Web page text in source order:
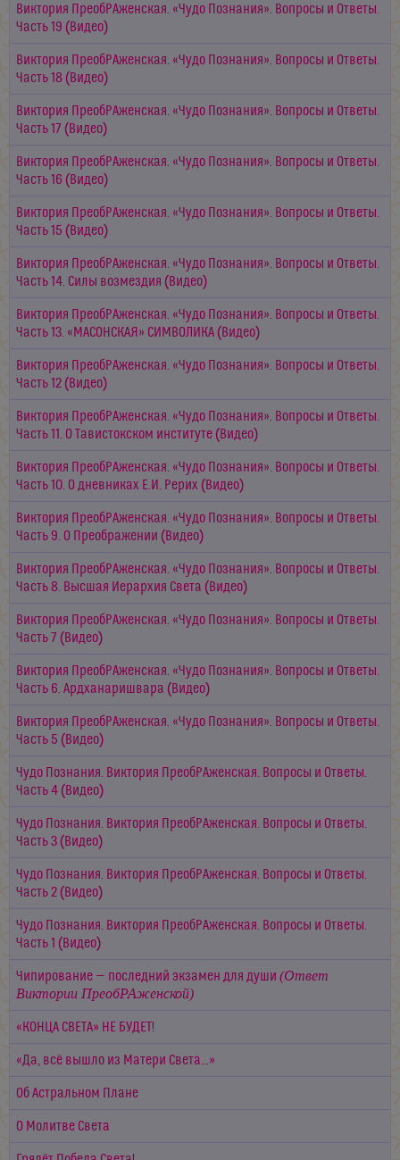
Виктория ПреобРАженская. «Чудо Познания». Вопросы и Ответы.
Часть 19 (Видео)
Виктория ПреобРАженская. «Чудо Познания». Вопросы и Ответы.
Часть 18 (Видео)
Виктория ПреобРАженская. «Чудо Познания». Вопросы и Ответы.
Часть 17 (Видео)
Виктория ПреобРАженская. «Чудо Познания». Вопросы и Ответы.
Часть 16 (Видео)
Виктория ПреобРАженская. «Чудо Познания». Вопросы и Ответы.
Часть 15 (Видео)
Виктория ПреобРАженская. «Чудо Познания». Вопросы и Ответы.
Часть 14. Силы возмездия (Видео)
Виктория ПреобРАженская. «Чудо Познания». Вопросы и Ответы.
Часть 13. «МАСОНСКАЯ» СИМВОЛИКА (Видео)
Виктория ПреобРАженская. «Чудо Познания». Вопросы и Ответы.
Часть 12 (Видео)
Виктория ПреобРАженская. «Чудо Познания». Вопросы и Ответы.
Часть 11. О Тавистокском институте (Видео)
Виктория ПреобРАженская. «Чудо Познания». Вопросы и Ответы.
Часть 10. О дневниках Е.И. Рерих (Видео)
Виктория ПреобРАженская. «Чудо Познания». Вопросы и Ответы.
Часть 9. О Преображении (Видео)
Виктория ПреобРАженская. «Чудо Познания». Вопросы и Ответы.
Часть 8. Высшая Иерархия Света (Видео)
Виктория ПреобРАженская. «Чудо Познания». Вопросы и Ответы.
Часть 7 (Видео)
Виктория ПреобРАженская. «Чудо Познания». Вопросы и Ответы.
Часть 6. Ардханаришвара (Видео)
Виктория ПреобРАженская. «Чудо Познания». Вопросы и Ответы.
Часть 5 (Видео)
Чудо Познания. Виктория ПреобРАженская. Вопросы и Oтветы.
Часть 4 (Видео)
Чудо Познания. Виктория ПреобРАженская. Вопросы и Oтветы.
Часть 3 (Видео)
Чудо Познания. Виктория ПреобРАженская. Вопросы и Oтветы.
Часть 2 (Видео)
Чудо Познания. Виктория ПреобРАженская. Вопросы и Oтветы.
Часть 1 (Видео)
Чипирование — последний экзамен для души (Ответ
Виктории ПреобРАженской)
«КОНЦА СВЕТА» НЕ БУДЕТ!
«Да, всё вышло из Матери Света...»
Об Астральном Плане
О Молитве Света